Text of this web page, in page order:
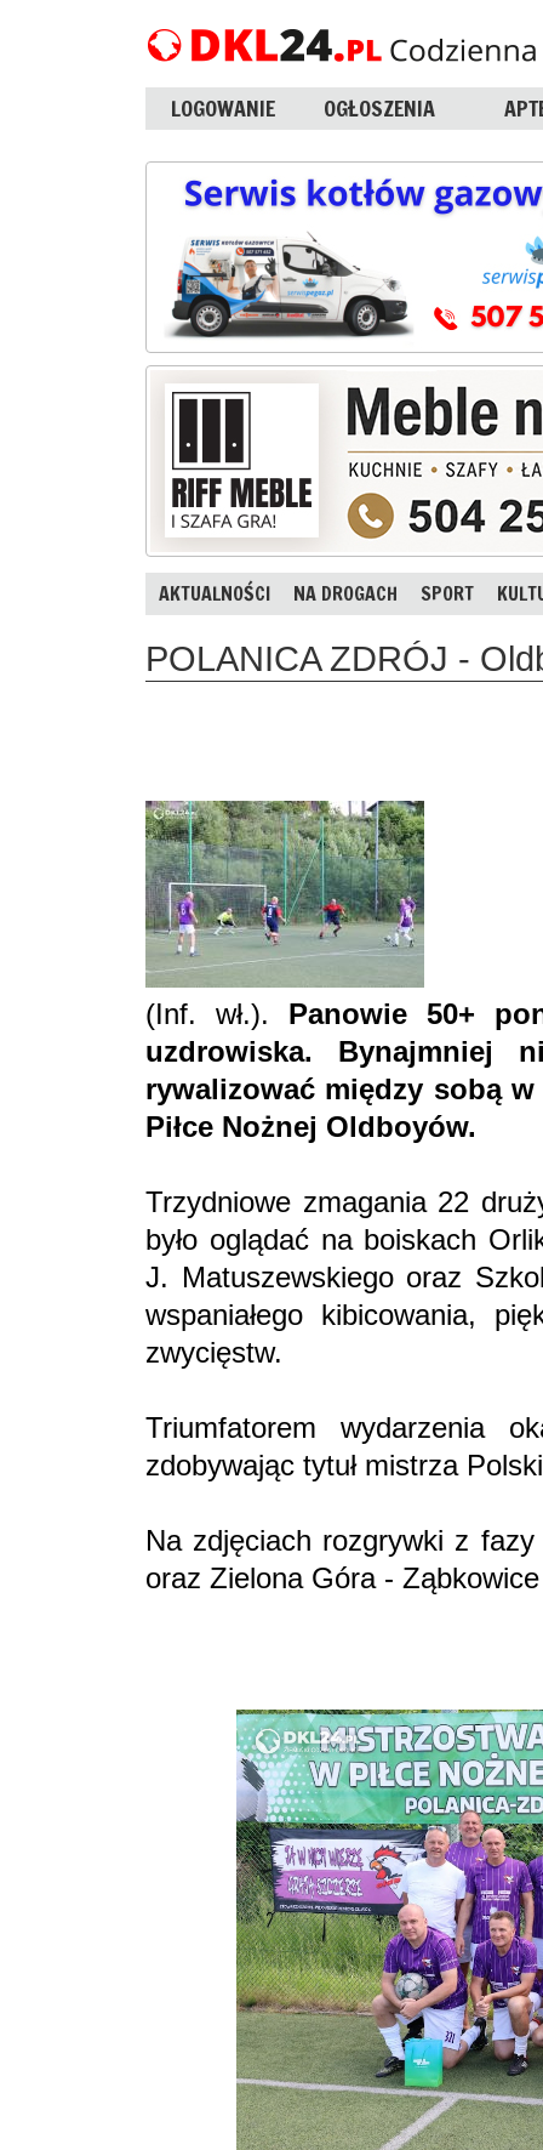
LOGOWANIE OGŁOSZENIA
AKTUALNOŚCI NA DROGACH SPORT
POLANICA ZDRÓJ -
(Inf. wł.). Panowie 50+
uzdrowiska. Bynajmniej
rywalizować między sobą
Piłce Nożnej Oldboyów.
Trzydniowe zmagania 22
było oglądać na boiskach
J. Matuszewskiego oraz
wspaniałego kibicowania,
zwycięstw.
Triumfatorem wydarzenia
zdobywając tytuł mistrza
Na zdjęciach rozgrywki z fazy
oraz Zielona Góra - Ząbkowice